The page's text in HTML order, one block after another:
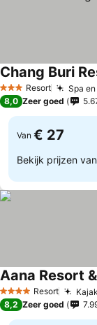
3 SterrenResort Spa
Chang Buri
8,0 Zeer goed
Van € 27
Bekijk prijzen van
4 SterrenResort
Aana Resort
8,2 Zeer goed